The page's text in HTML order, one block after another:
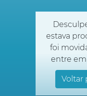
estava
foi
entre em
Voltar